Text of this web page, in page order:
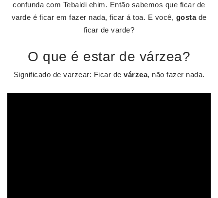
confunda com Tebaldi ehim. Então sabemos que ficar de
varde é ficar em fazer nada, ficar á toa. E você, gostade
ficar de varde?
O que é estar de várzea?
Significado de varzear: Ficar de várzea, não fazer nada.